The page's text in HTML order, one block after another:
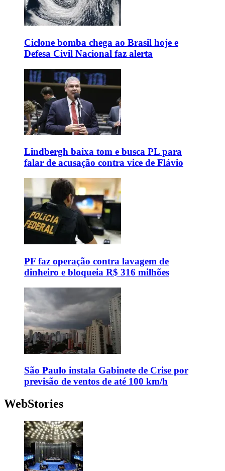
Ciclone bomba chega ao Brasil hoje e
Defesa Civil Nacional faz alerta
Lindbergh baixa tom e busca PL para
falar de acusação contra vice de Flávio
PF faz operação contra lavagem de
dinheiro e bloqueia R$ 316 milhões
São Paulo instala Gabinete de Crise por
previsão de ventos de até 100 km/h
WebStories